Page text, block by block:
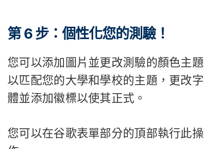
第 6 步：個性化您的測驗！
您可以添加圖片並更改測驗的顏色主題
以匹配您的大學和學校的主題，更改字
體並添加徽標以使其正式。
您可以在谷歌表單部分的頂部執行此操